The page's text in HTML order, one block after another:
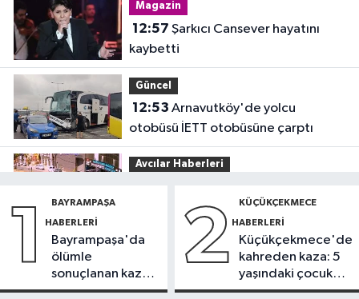
Magazin
12:57
kaybetti
Güncel
12:53
otobüsü İETT otobüsüne çarptı
Avcılar Haberleri
kazaya neden oldu
Küçükçekmece Haberleri
Deresi'nde batık tekneler
1 BAYRAMPAŞA
HABERLERI
Bayrampaşa'da
ölümle
sonuçlanan kaza:
Sürücü
2 KÜÇÜKÇEKMECE
HABERLERI
Küçükçekmece'de
kahreden kaza: 5
yaşındaki çocuk
yoğun bakımda